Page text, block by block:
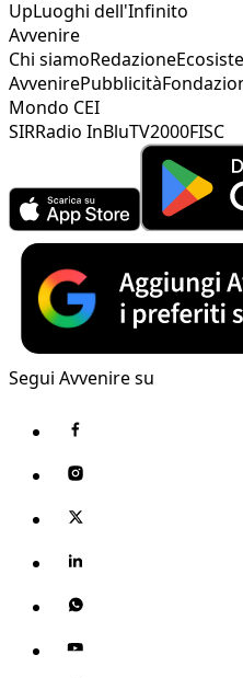
UpLuoghi dell'Infinito
Avvenire
Chi siamoRedazione
AvvenirePubblicità
Mondo CEI
SIRRadio InBluTV2000FISC
Segui Avvenire su